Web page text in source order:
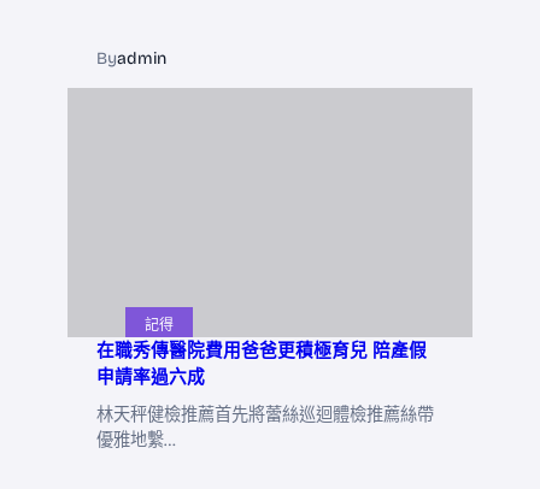
Byadmin
記得
在職秀傳醫院費用爸爸更積極育兒 陪產假
申請率過六成
林天秤健檢推薦首先將蕾絲巡迴體檢推薦絲帶
優雅地繫…